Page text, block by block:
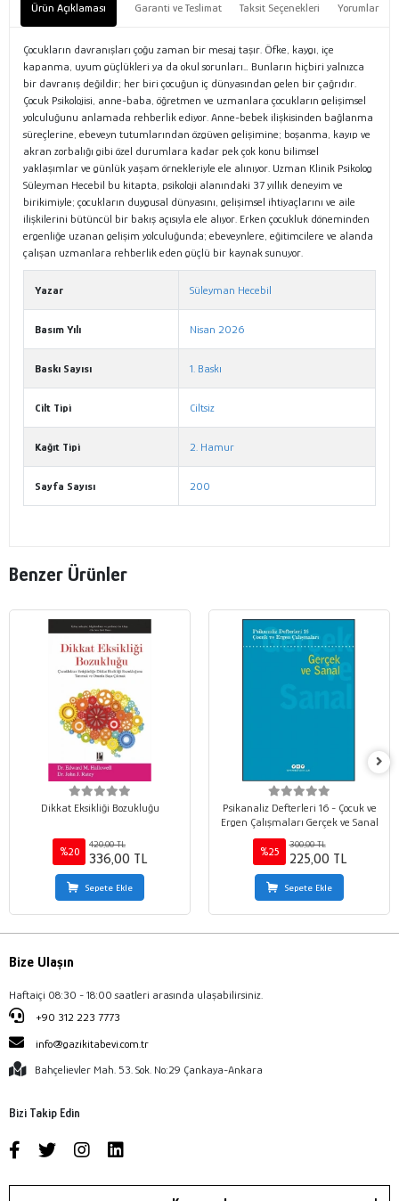
Ürün Açıklaması Garanti ve Teslimat Taksit Seçenekleri Yorumlar
Çocukların davranışları çoğu zaman bir mesaj taşır. Öfke, kaygı, içe
kapanma, uyum güçlükleri ya da okul sorunları… Bunların hiçbiri yalnızca
bir davranış değildir; her biri çocuğun iç dünyasından gelen bir çağrıdır.
Çocuk Psikolojisi, anne-baba, öğretmen ve uzmanlara çocukların gelişimsel
yolculuğunu anlamada rehberlik ediyor. Anne-bebek ilişkisinden bağlanma
süreçlerine, ebeveyn tutumlarından özgüven gelişimine; boşanma, kayıp ve
akran zorbalığı gibi özel durumlara kadar pek çok konu bilimsel
yaklaşımlar ve günlük yaşam örnekleriyle ele alınıyor. Uzman Klinik Psikolog
Süleyman Hecebil bu kitapta, psikoloji alanındaki 37 yıllık deneyim ve
birikimiyle; çocukların duygusal dünyasını, gelişimsel ihtiyaçlarını ve aile
ilişkilerini bütüncül bir bakış açısıyla ele alıyor. Erken çocukluk döneminden
ergenliğe uzanan gelişim yolculuğunda; ebeveynlere, eğitimcilere ve alanda
çalışan uzmanlara rehberlik eden güçlü bir kaynak sunuyor.
Yazar Süleyman Hecebil
Basım Yılı Nisan 2026
Baskı Sayısı 1. Baskı
Cilt Tipi Ciltsiz
Kağıt Tipi 2. Hamur
Sayfa Sayısı 200
Benzer Ürünler
Dikkat Eksikliği Bozukluğu
%20
420,00 TL
336,00 TL
Sepete Ekle
Psikanaliz Defterleri 16 - Çocuk ve
Ergen Çalışmaları Gerçek ve Sanal
%25
300,00 TL
225,00 TL
Sepete Ekle
Bize Ulaşın
Haftaiçi 08:30 - 18:00 saatleri arasında ulaşabilirsiniz.
+90 312 223 7773
info@gazikitabevi.com.tr
Bahçelievler Mah. 53. Sok. No:29 Çankaya-Ankara
Bizi Takip Edin